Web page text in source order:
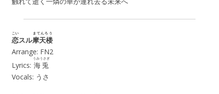
恋
こい
スル摩天楼
まてんろう
Arrange: FN2
Lyrics: 海兎
うみうさぎ
Vocals: うさ